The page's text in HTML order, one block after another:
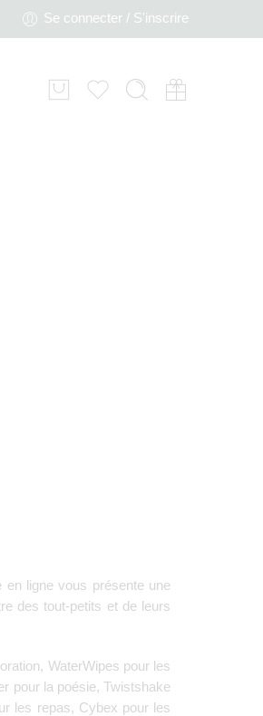
Se connecter / S'inscrire
en ligne vous présente une
des tout-petits et de leurs
WaterWipes pour les
pour la poésie,Twistshake
les repas, Cybex pour les